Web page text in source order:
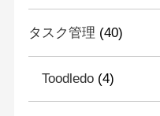
タスク管理 (40)
Toodledo(4)